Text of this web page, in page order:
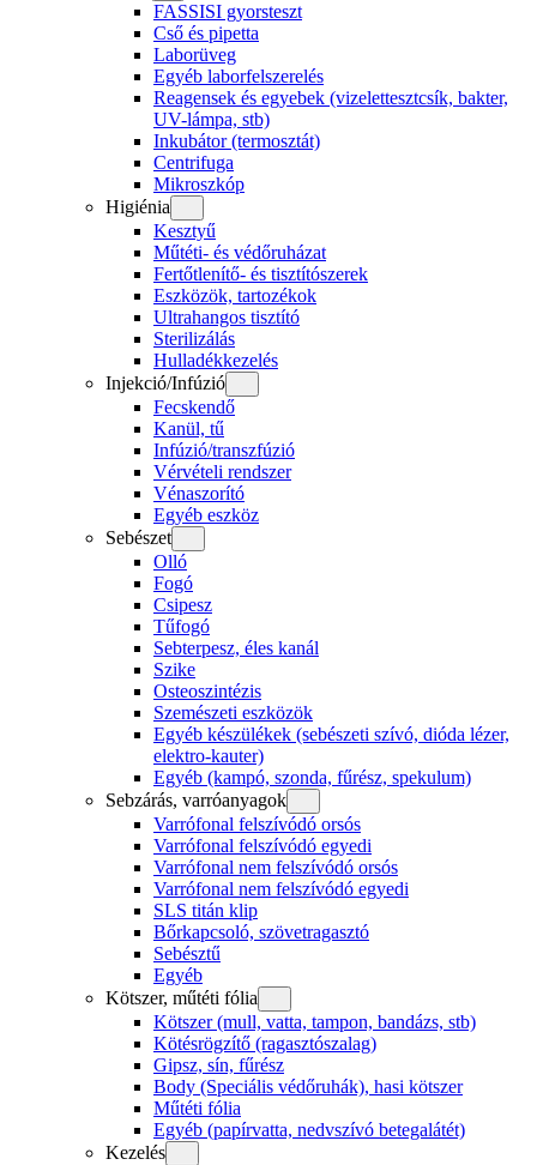
FASSISI gyorsteszt
Cső és pipetta
Laborüveg
Egyéb laborfelszerelés
Reagensek és egyebek (vizelettesztcsík, bakter,
UV-lámpa, stb)
Inkubátor (termosztát)
Centrifuga
Mikroszkóp
Higiénia
Kesztyű
Műtéti- és védőruházat
Fertőtlenítő- és tisztítószerek
Eszközök, tartozékok
Ultrahangos tisztító
Sterilizálás
Hulladékkezelés
Injekció/Infúzió
Fecskendő
Kanül, tű
Infúzió/transzfúzió
Vérvételi rendszer
Vénaszorító
Egyéb eszköz
Sebészet
Olló
Fogó
Csipesz
Tűfogó
Sebterpesz, éles kanál
Szike
Osteoszintézis
Szemészeti eszközök
Egyéb készülékek (sebészeti szívó, dióda lézer,
elektro-kauter)
Egyéb (kampó, szonda, fűrész, spekulum)
Sebzárás, varróanyagok
Varrófonal felszívódó orsós
Varrófonal felszívódó egyedi
Varrófonal nem felszívódó orsós
Varrófonal nem felszívódó egyedi
SLS titán klip
Bőrkapcsoló, szövetragasztó
Sebésztű
Egyéb
Kötszer, műtéti fólia
Kötszer (mull, vatta, tampon, bandázs, stb)
Kötésrögzítő (ragasztószalag)
Gipsz, sín, fűrész
Body (Speciális védőruhák), hasi kötszer
Műtéti fólia
Egyéb (papírvatta, nedvszívó betegalátét)
Kezelés